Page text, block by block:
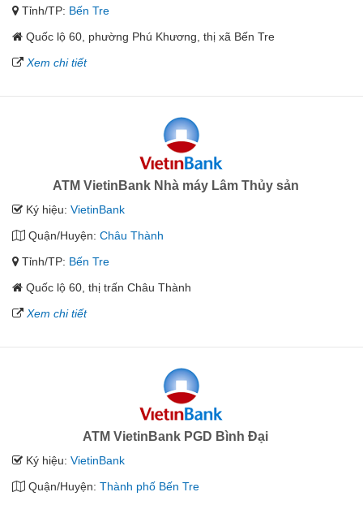
Tỉnh/TP: Bến Tre
Quốc lộ 60, phường Phú Khương, thị xã Bến Tre
Xem chi tiết
ATM VietinBank Nhà máy Lâm Thủy sản
Ký hiệu: VietinBank
Quận/Huyện: Châu Thành
Tỉnh/TP: Bến Tre
Quốc lộ 60, thị trấn Châu Thành
Xem chi tiết
ATM VietinBank PGD Bình Đại
Ký hiệu: VietinBank
Quận/Huyện: Thành phố Bến Tre